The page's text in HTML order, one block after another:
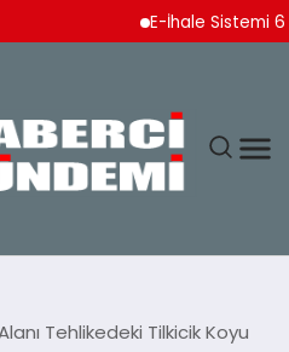
E-İhale Sistemi 6
Tehlikedeki Tilkicik Koyu